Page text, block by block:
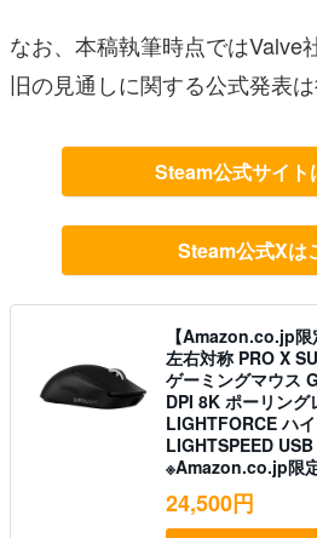
なお、本稿執筆時点ではValve
旧の見通しに関する公式発表は
Steam公式サイト
Steam公式Xは
【Amazon.co.jp
左右対称 PRO X
ゲーミングマウス
DPI 8K ポーリン
LIGHTFORCE ハ
LIGHTSPEED
※Amazon.co.jp限
24,500円